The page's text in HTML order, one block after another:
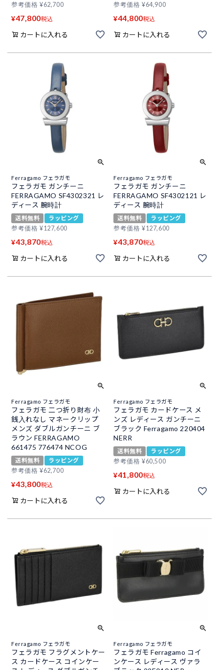
参考価格 ¥62,700
¥47,800税込
カートに入れる
参考価格 ¥64,900
¥44,800税込
カートに入れる
Ferragamo フェラガモ
フェラガモ ガンチーニ
FERRAGAMO SF4302321 レ
ディース 腕時計
送料無料
ラッピング
参考価格 ¥127,600
¥43,870税込
カートに入れる
Ferragamo フェラガモ
フェラガモ ガンチーニ
FERRAGAMO SF4302121 レ
ディース 腕時計
送料無料
ラッピング
参考価格 ¥127,600
¥43,870税込
カートに入れる
Ferragamo フェラガモ
フェラガモ 二つ折り財布 小
銭入れなし マネークリップ
メンズ ダブルガンチーニ ブ
ラウン FERRAGAMO
661475 776474 NCOG
送料無料
ラッピング
参考価格 ¥62,700
¥43,800税込
カートに入れる
Ferragamo フェラガモ
フェラガモ カードケース メ
ンズ レディース ガンチーニ
ブラック Ferragamo 220404
NERR
送料無料
ラッピング
参考価格 ¥60,500
¥41,800税込
カートに入れる
Ferragamo フェラガモ
フェラガモ フラグメントケー
ス カードケース コインケー
Ferragamo フェラガモ
フェラガモ Ferragamo コイ
ンケース レディース ヴァラ